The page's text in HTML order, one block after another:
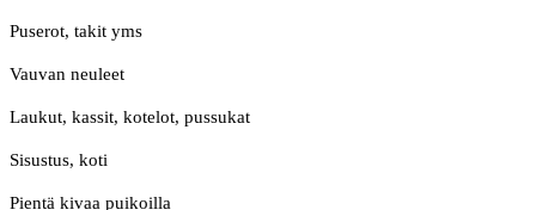
Puserot, takit yms
Vauvan neuleet
Laukut, kassit, kotelot, pussukat
Sisustus, koti
Pientä kivaa puikoilla